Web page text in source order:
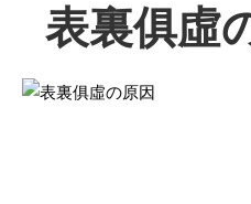
表裏俱虛